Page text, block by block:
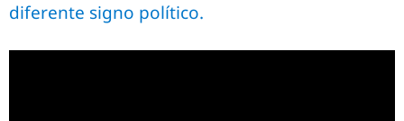
diferente signo político.